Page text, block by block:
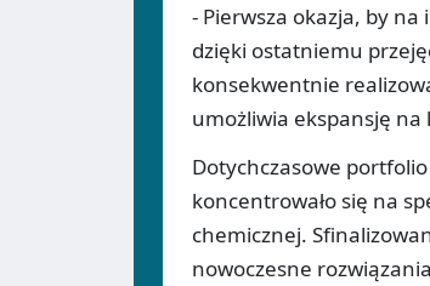
- Pierwsza okazja, by
dzięki ostatniemu
konsekwentnie
umożliwia ekspansję
Dotychczasowe
koncentrowało się na
chemicznej.
nowoczesne